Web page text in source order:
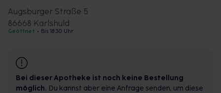
Augsburger Straße 5
86668 Karlshuld
Geöffnet • Bis 18:30 Uhr
Bei dieser Apotheke ist noch keine Bestellung
möglich. Du kannst aber eine Anfrage senden, um diese